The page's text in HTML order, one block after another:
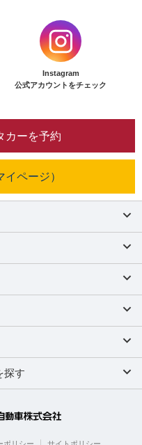
Instagram
公式アカウントをチェック
カーを予約
イページ）
探す
ポリシー サイトポリシー